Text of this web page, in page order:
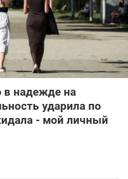
в надежде на
ударила по
- мой личный